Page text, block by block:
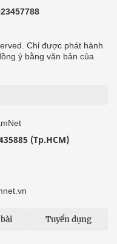
Chỉ được phát hành
ý bằng văn bản của
(Tp.HCM)
Tuyển dụng